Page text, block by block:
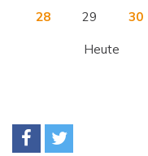
28 29 30
Heute